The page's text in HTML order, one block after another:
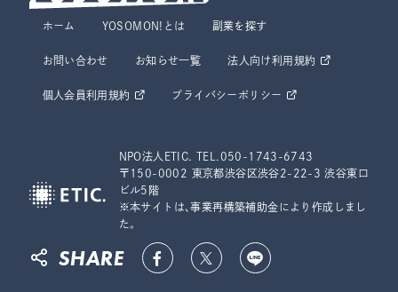
ホーム YOSOMON!とは 副業を探す
お問い合わせ お知らせ一覧 法人向け利用規約
個人会員利用規約 プライバシーポリシー
NPO法人ETIC. TEL.050-1743-6743
〒150-0002 東京都渋谷区渋谷2-22-3 渋谷東口
ビル5階
※本サイトは、事業再構築補助金により作成しまし
た。
SHARE